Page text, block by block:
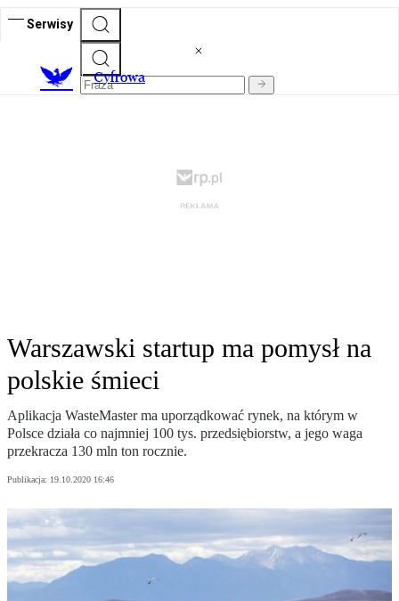
Serwisy
Cyfrowa
Warszawski startup ma pomysł na
polskie śmieci
Aplikacja WasteMaster ma uporządkować rynek, na którym w
Polsce działa co najmniej 100 tys. przedsiębiorstw, a jego waga
przekracza 130 mln ton rocznie.
Publikacja: 19.10.2020 16:46